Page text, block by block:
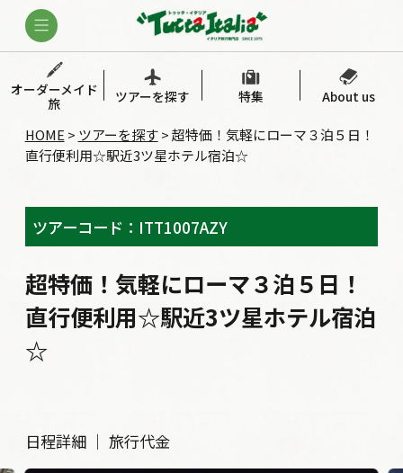
オーダーメイド
旅
ツアーを探す 特集 About us
HOME > ツアーを探す>超特価！気軽にローマ３泊５日！
直行便利用☆駅近3ツ星ホテル宿泊☆
ツアーコード：ITT1007AZY
超特価！気軽にローマ３泊５日！
直行便利用☆駅近3ツ星ホテル宿泊
☆
日程詳細｜ 旅行代金